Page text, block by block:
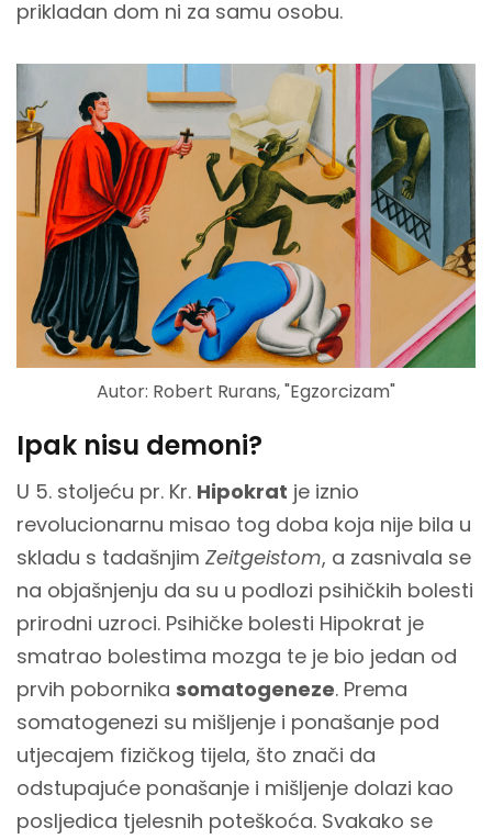
prikladan dom ni za samu osobu.
Autor: Robert Rurans, "Egzorcizam"
Ipak nisu demoni?
U 5. stoljeću pr. Kr. Hipokrat je iznio
revolucionarnu misao tog doba koja nije bila u
skladu s tadašnjim Zeitgeistom, a zasnivala se
na objašnjenju da su u podlozi psihičkih bolesti
prirodni uzroci. Psihičke bolesti Hipokrat je
smatrao bolestima mozga te je bio jedan od
prvih pobornika somatogeneze. Prema
somatogenezi su mišljenje i ponašanje pod
utjecajem fizičkog tijela, što znači da
odstupajuće ponašanje i mišljenje dolazi kao
posljedica tjelesnih poteškoća. Svakako se